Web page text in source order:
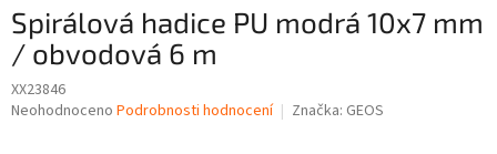
Spirálová hadice PU modrá 10x7 mm
/ obvodová 6 m
XX23846
Průměrné
Neohodnoceno Podrobnosti hodnocení Značka: GEOS